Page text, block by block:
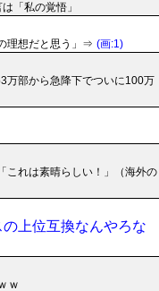
「私の覚悟」
理想だと思う」⇒ (画:1)
万部から急降下でついに100万
これは素晴らしい！」（海外の
上位互換なんやろな
ｗ